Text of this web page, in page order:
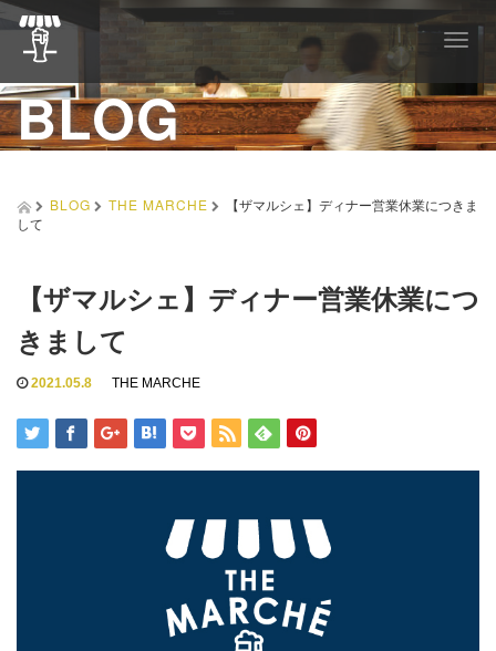
T
g
g
l
e
a
BLOG
BLOG THE MARCHE
【ザマルシェ】ディナー営業休業につきま
して
【ザマルシェ】ディナー営業休業につ
きまして
2021.05.8 THE MARCHE